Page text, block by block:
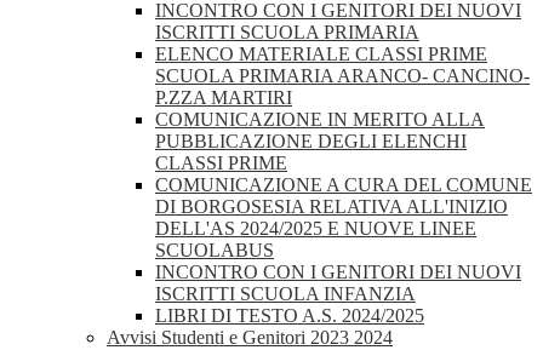
INCONTRO CON I GENITORI DEI NUOVI
ISCRITTI SCUOLA PRIMARIA
ELENCO MATERIALE CLASSI PRIME
SCUOLA PRIMARIA ARANCO- CANCINO-
P.ZZA MARTIRI
COMUNICAZIONE IN MERITO ALLA
PUBBLICAZIONE DEGLI ELENCHI
CLASSI PRIME
COMUNICAZIONE A CURA DEL COMUNE
DI BORGOSESIA RELATIVA ALL'INIZIO
DELL'AS 2024/2025 E NUOVE LINEE
SCUOLABUS
INCONTRO CON I GENITORI DEI NUOVI
ISCRITTI SCUOLA INFANZIA
LIBRI DI TESTO A.S. 2024/2025
Avvisi Studenti e Genitori 2023 2024